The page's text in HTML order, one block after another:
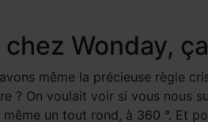
Wonday,
même la précieuse règle
? On voulait voir si vous nous
un tout rond, à 360 °. Et